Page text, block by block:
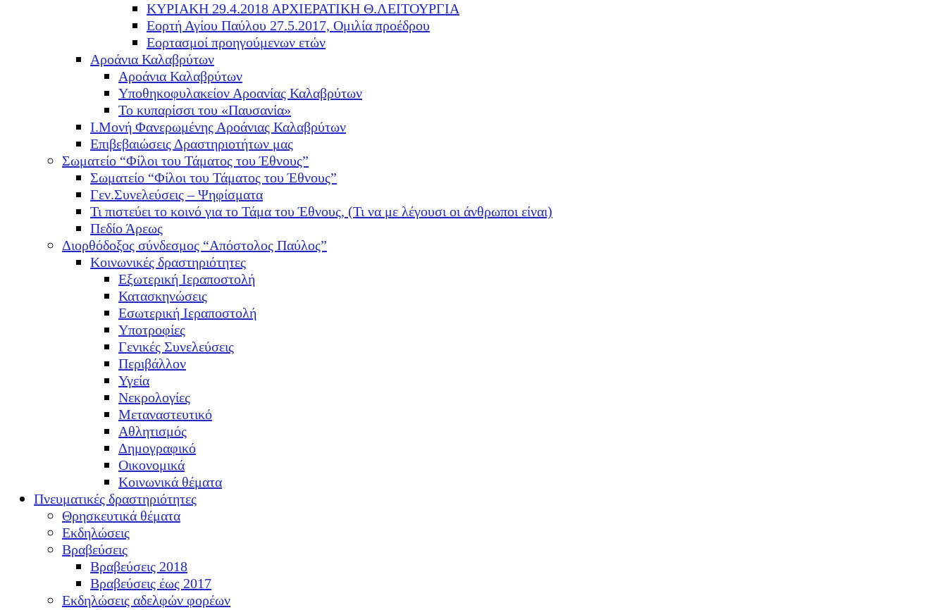
ΚΥΡΙΑΚΗ 29.4.2018 ΑΡΧΙΕΡΑΤΙΚΗ Θ.ΛΕΙΤΟΥΡΓΙΑ
Εορτή Αγίου Παύλου 27.5.2017, Ομιλία προέδρου
Εορτασμοί προηγούμενων ετών
Αροάνια Καλαβρύτων
Αροάνια Καλαβρύτων
Υποθηκοφυλακείον Αροανίας Καλαβρύτων
Το κυπαρίσσι του «Παυσανία»
Ι.Μονή Φανερωμένης Αροάνιας Καλαβρύτων
Επιβεβαιώσεις Δραστηριοτήτων μας
Σωματείο “Φίλοι του Τάματος του Έθνους”
Σωματείο “Φίλοι του Τάματος του Έθνους”
Γεν.Συνελεύσεις – Ψηφίσματα
Τι πιστεύει το κοινό για το Τάμα του Έθνους, (Τι να με λέγουσι οι άνθρωποι είναι)
Πεδίο Άρεως
Διορθόδοξος σύνδεσμος “Απόστολος Παύλος”
Κοινωνικές δραστηριότητες
Εξωτερική Ιεραποστολή
Κατασκηνώσεις
Εσωτερική Ιεραποστολή
Υποτροφίες
Γενικές Συνελεύσεις
Περιβάλλον
Υγεία
Νεκρολογίες
Μεταναστευτικό
Αθλητισμός
Δημογραφικό
Οικονομικά
Κοινωνικά θέματα
Πνευματικές δραστηριότητες
Θρησκευτικά θέματα
Εκδηλώσεις
Βραβεύσεις
Βραβεύσεις 2018
Βραβεύσεις έως 2017
Εκδηλώσεις αδελφών φορέων